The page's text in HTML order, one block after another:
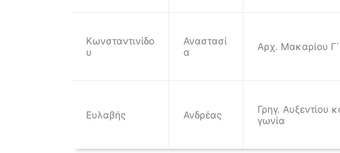
Κωνσταντινίδο
υ
Αναστασί
α
Αρχ. Μακαρίου Γ΄
Ευλαβής Ανδρέας
Γρηγ. Αυξεντίου
γωνία